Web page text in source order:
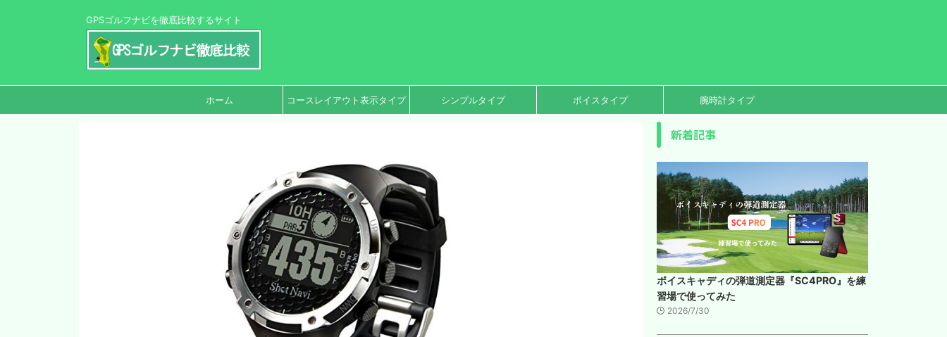
GPSゴルフナビを徹底比較するサイト
ホーム コースレイアウト表示タイプ シンプルタイプ ボイスタイプ 腕時計タイプ
新着記事
ボイスキャディの弾道測定器『SC4PRO』を練
習場で使ってみた
2026/7/30